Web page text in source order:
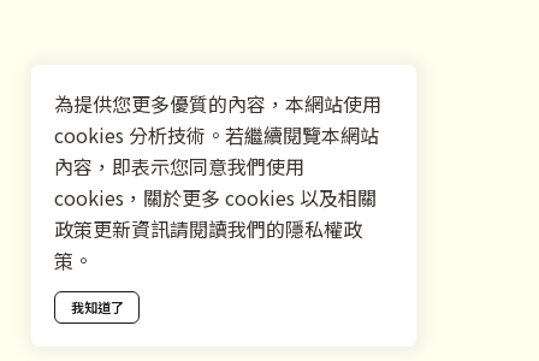
為提供您更多優質的內容，本網站使用
cookies 分析技術。若繼續閱覽本網站
內容，即表示您同意我們使用
cookies，關於更多 cookies 以及相關
政策更新資訊請閱讀我們的隱私權政
策。
我知道了